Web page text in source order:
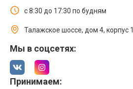
с 8:30 до 17:30 по будням
Талажское шоссе, дом 4, корпус 1
Мы в соцсетях:
Принимаем: